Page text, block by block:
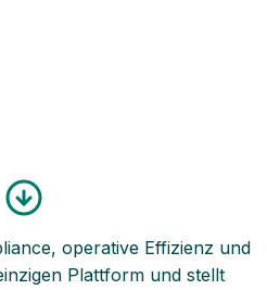
operative Effizienz und
Plattform und stellt